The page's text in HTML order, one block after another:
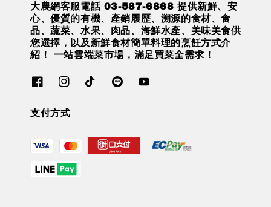
大農網客服電話 03-587-6868 提供新鮮、安
心、優質的有機、產銷履歷、溯源的食材、食
品、蔬菜、水果、肉品、海鮮水產、美味美食供
您選擇，以及新鮮食材簡單料理的烹飪方式介
紹！ 一站雲端菜市場，滿足買菜全需求！
支付方式